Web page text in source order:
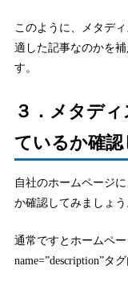
このように、メタデ
適した記事なのかを
す。
３．メタデ
ているか確認
自社のホームページ
か確認してみましょう
通常ですとホームペ
name=”description”タ